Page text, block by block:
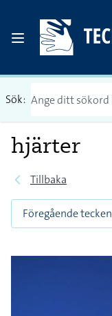
Sök:
hjärter
Tillbaka
Föregående tecken